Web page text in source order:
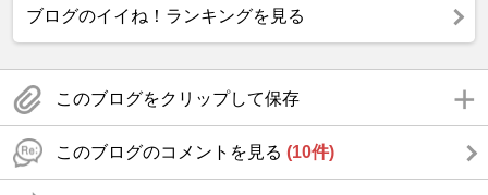
ブログのイイね！ランキングを見る
このブログをクリップして保存
このブログのコメントを見る (10件)